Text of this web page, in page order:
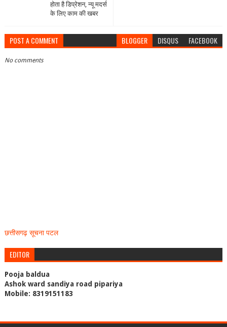
होता है डिप्रेशन, न्यू मदर्स
के लिए काम की खबर
POST A COMMENT BLOGGER DISQUS FACEBOOK
No comments
छत्तीसगढ़ सूचना पटल
EDITOR
Pooja baldua
Ashok ward sandiya road pipariya
Mobile: 8319151183